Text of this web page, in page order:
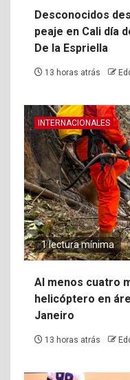
Desconocidos
peaje en Cali día
De la Espriella
13 horas atrás
INTERNACIONALES
1 lectura mínima
Al menos cuatro
helicóptero en
Janeiro
13 horas atrás